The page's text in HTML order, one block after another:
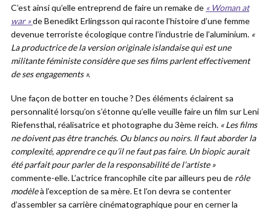
C’est ainsi qu’elle entreprend de faire un remake de « Woman at
war »de Benedikt Erlingsson qui raconte l’histoire d’une femme
devenue terroriste écologique contre l’industrie de l’aluminium. «
La productrice de la version originale islandaise qui est une
militante féministe considère que ses films parlent effectivement
de ses engagements ».
Une façon de botter en touche ? Des éléments éclairent sa
personnalité lorsqu’on s’étonne qu’elle veuille faire un film sur Leni
Riefensthal, réalisatrice et photographe du 3ème reich. « Les films
ne doivent pas être tranchés. Ou blancs ou noirs. Il faut aborder la
complexité, apprendre ce qu’il ne faut pas faire. Un biopic aurait
été parfait pour parler de la responsabilité de l’artiste »
commente-elle. L’actrice francophile cite par ailleurs peu de rôle
modèleà l’exception de sa mère. Et l’on devra se contenter
d’assembler sa carrière cinématographique pour en cerner la